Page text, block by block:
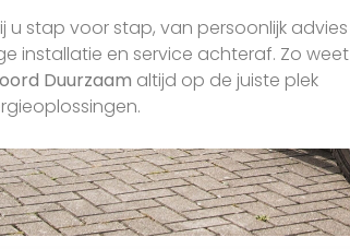
u stap voor stap, van persoonlijk advies
installatie en service achteraf. Zo weet
Duurzaam altijd op de juiste plek